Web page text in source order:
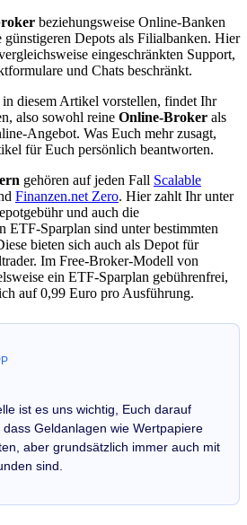
beziehungsweise Online-Banken
Depots als Filialbanken. Hier
eingeschränkten Support,
und Chats beschränkt.
diesem Artikel vorstellen, findet Ihr
also sowohl reine Online-Broker als
Angebot. Was Euch mehr zusagt,
für Euch persönlich beantworten.
gehören auf jeden Fall Scalable
Finanzen.net Zero. Hier zahlt Ihr unter
und auch die
ETF-Sparplan sind unter bestimmten
bieten sich auch als Depot für
Im Free-Broker-Modell von
ein ETF-Sparplan gebührenfrei,
auf 0,99 Euro pro Ausführung.
ist es uns wichtig, Euch darauf
dass Geldanlagen wie Wertpapiere
aber grundsätzlich immer auch mit
sind.